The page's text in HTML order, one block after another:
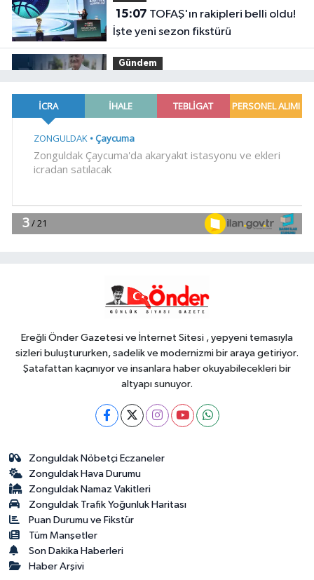
15:07
İşte yeni sezon fikstürü
Gündem
ilgilendiriyor... Emekli aylığı fark
ödemeleri 7 Ağustos'ta hesaplarda
14:57Kuru meyve sektörü
14:49
tamamlandı
Ereğli Önder Gazetesi ve İnternet Sitesi , yepyeni temasıyla
sizleri buluştururken, sadelik ve modernizmi bir araya getiriyor.
Şatafattan kaçınıyor ve insanlara haber okuyabilecekleri bir
altyapı sunuyor.
Zonguldak Nöbetçi Eczaneler
Zonguldak Hava Durumu
Zonguldak Namaz Vakitleri
Zonguldak Trafik Yoğunluk Haritası
Puan Durumu ve Fikstür
Tüm Manşetler
Son Dakika Haberleri
Haber Arşivi